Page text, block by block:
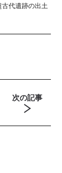
代遺跡の出土
次の記事